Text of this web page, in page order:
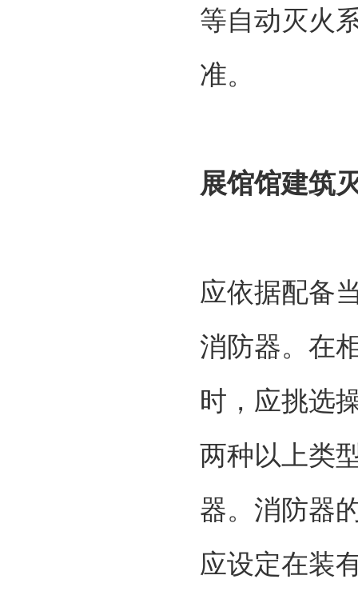
等自动灭火
准。
展馆馆建筑
应依据配备
消防器。在
时，应挑选
两种以上类
器。消防器
应设定在装